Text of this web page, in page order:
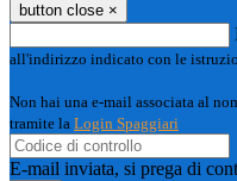
button close ×
all'indirizzo indicato con le
Non hai una e-mail associata al
tramite la Login Spaggiari
E-mail inviata, si prega di